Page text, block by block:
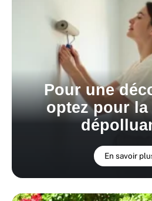
Pour une
optez pour
En savoir